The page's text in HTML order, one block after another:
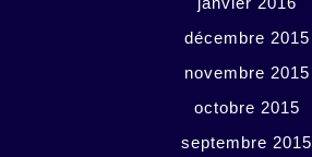
décembre 2015
novembre 2015
octobre 2015
septembre 2015